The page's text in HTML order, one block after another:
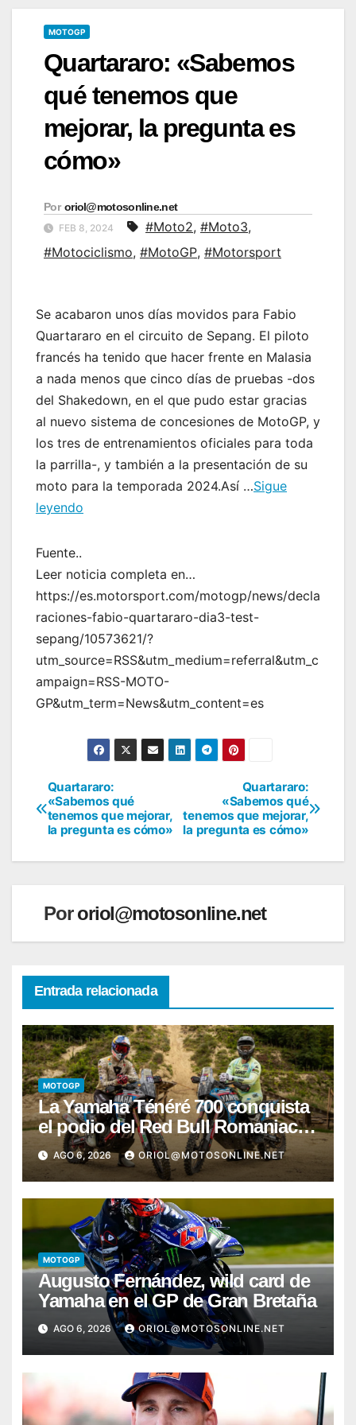
MOTOGP
Quartararo: «Sabemos
qué tenemos que
mejorar, la pregunta es
cómo»
Por oriol@motosonline.net
FEB 8, 2024 #Moto2, #Moto3,
#Motociclismo, #MotoGP, #Motorsport
Se acabaron unos días movidos para Fabio
Quartararo en el circuito de Sepang. El piloto
francés ha tenido que hacer frente en Malasia
a nada menos que cinco días de pruebas -dos
del Shakedown, en el que pudo estar gracias
al nuevo sistema de concesiones de MotoGP, y
los tres de entrenamientos oficiales para toda
la parrilla-, y también a la presentación de su
moto para la temporada 2024.Así …Sigue
leyendo
Fuente..
Leer noticia completa en…
https://es.motorsport.com/motogp/news/decla
raciones-fabio-quartararo-dia3-test-
sepang/10573621/?
utm_source=RSS&utm_medium=referral&utm_c
ampaign=RSS-MOTO-
GP&utm_term=News&utm_content=es
Navegación
de
entradas
Quartararo:
«Sabemos qué
tenemos que mejorar,
la pregunta es cómo»
Quartararo:
«Sabemos qué
tenemos que mejorar,
la pregunta es cómo»
Pororiol@motosonline.net
Entrada relacionada
MOTOGP
La Yamaha Ténéré 700 conquista
el podio del Red Bull Romaniacs
2026 con Pol Tarrés
AGO 6, 2026 ORIOL@MOTOSONLINE.NET
MOTOGP
Augusto Fernández, wild card de
Yamaha en el GP de Gran Bretaña
AGO 6, 2026 ORIOL@MOTOSONLINE.NET